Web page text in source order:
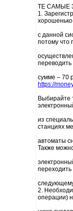
ТЕ САМЫЕ
1.
хорошенько
с данной
потому что
переводить
сумме – 70
https://
Выбирайте
из
станциях
автоматы
Также
переходить
2.
операции)